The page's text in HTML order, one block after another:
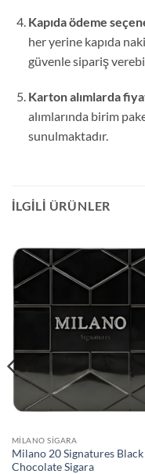
Kapıda ödeme
her yerine kapıda
güvenle sipariş
Karton alımlarda
alımlarında birim
sunulmaktadır.
İLGILI ÜRÜNLER
MILANO SIGARA
Milano 20 Signatures Black
Chocolate Sigara